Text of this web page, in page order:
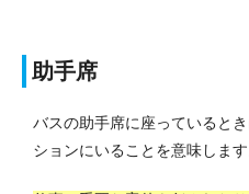
助手席
バスの助手席に座っていると
ションにいることを意味します